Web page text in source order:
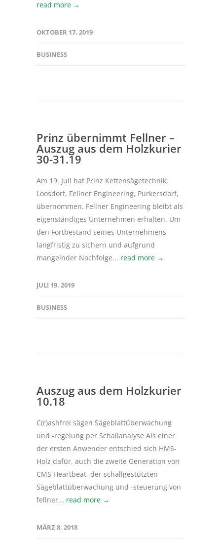
read more →
OKTOBER 17, 2019
BUSINESS
Prinz übernimmt Fellner –
Auszug aus dem Holzkurier
30-31.19
Am 19. Juli hat Prinz Kettensägetechnik,
Loosdorf, Fellner Engineering, Purkersdorf,
übernommen. Fellner Engineering bleibt als
eigenständiges Unternehmen erhalten. Um
den Fortbestand seines Unternehmens
langfristig zu sichern und aufgrund
mangelnder Nachfolge... read more →
JULI 19, 2019
BUSINESS
Auszug aus dem Holzkurier
10.18
C(r)ashfrei sägen Sägeblattüberwachung
und -regelung per Schallanalyse Als einer
der ersten Anwender entschied sich HMS-
Holz dafür, auch die zweite Generation von
CMS Heartbeat, der schallgestützten
Sägeblattüberwachung und -steuerung von
fellner... read more →
MÄRZ 8, 2018